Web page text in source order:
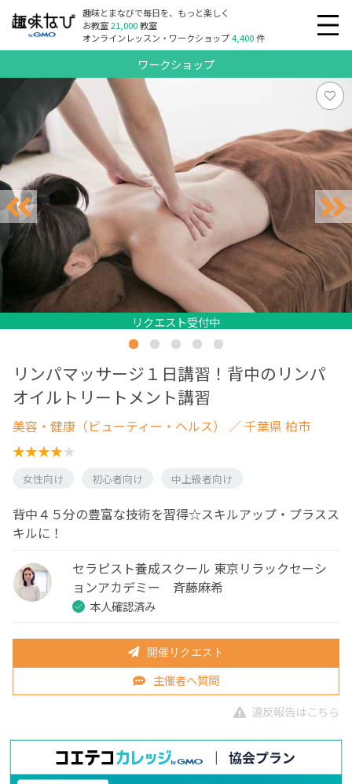
趣味とまなびで毎日を、もっと楽しく
お教室21,000教室
オンラインレッスン・ワークショップ4,400件
ワークショップ
リクエスト受付中
リクエスト受付中
リクエスト受付中
リクエスト受付中
リクエスト受付中
リクエスト受付中
リンパマッサージ１日講習！背中のリンパ
オイルトリートメント講習
美容・健康（ビューティー・ヘルス） ／ 千葉県 柏市
女性向け 初心者向け 中上級者向け
背中４５分の豊富な技術を習得☆スキルアップ・プラスス
キルに！
セラピスト養成スクール 東京リラックセーシ
ョンアカデミー 斉藤麻希
本人確認済み
開催リクエスト
主催者へ質問
違反報告はこちら